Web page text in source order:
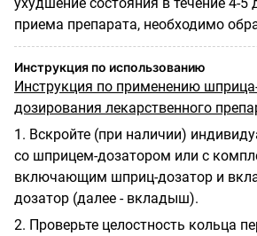
приема препарата, необходимо
Инструкция по использованию
Инструкция по применению
дозирования лекарственного
1. Вскройте (при наличии)
со шприцем-дозатором или с
включающим шприц-дозатор и
дозатор (далее - вкладыш).
2. Проверьте целостность кольца